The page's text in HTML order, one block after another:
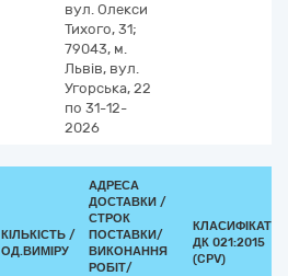
вул. Олекси
Тихого, 31;
79043, м.
Львів, вул.
Угорська, 22
по 31-12-
2026
КІЛЬКІСТЬ /
ОД.ВИМІРУ
АДРЕСА
ДОСТАВКИ /
СТРОК
ПОСТАВКИ/
ВИКОНАННЯ
РОБІТ/
КЛАСИФІКАТОР
ДК 021:2015
(CPV)